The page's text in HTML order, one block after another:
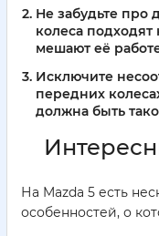
Не забудьте про
колеса
мешают её
Исключите
передних
должна быть
На Mazda 5 есть
особенностей, о